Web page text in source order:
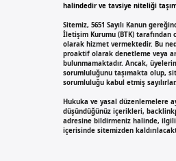
halindedir ve tavsiye niteliği
Sitemiz, 5651 Sayılı Kanun
İletişim Kurumu (BTK) tarafından
olarak hizmet vermektedir. Bu
proaktif olarak denetleme veya
bulunmamaktadır. Ancak,
sorumluluğunu taşımakta olup,
sorumluluğu kabul etmiş sayılırlar.
Hukuka ve yasal düzenlemelere
düşündüğünüz içerikleri,
adresine bildirmeniz halinde,
içerisinde sitemizden